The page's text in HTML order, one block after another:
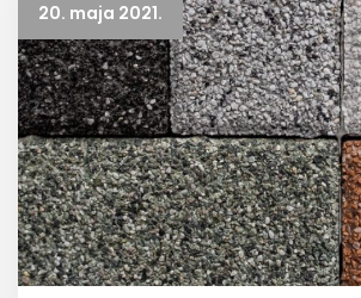
20. maja 2021.